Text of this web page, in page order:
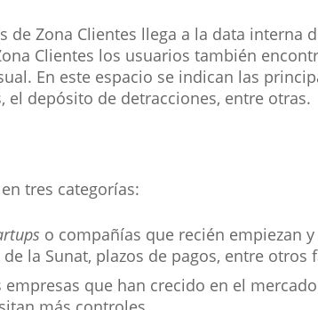
Zona Clientes llega a la data interna
Clientes los usuarios también
En este espacio se indican las
el depósito de detracciones, entre otras.
tres categorías:
o compañías que recién empiezan
la Sunat, plazos de pagos, entre otros
que han crecido en el